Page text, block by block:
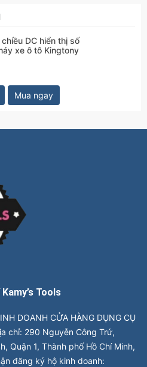
DC hiển thị số
xe ô tô Kingtony
Mua ngay
Tools
DOANH CỬA HÀNG DỤNG CỤ
chỉ: 290 Nguyễn Công Trứ,
Quận 1, Thành phố Hồ Chí Minh,
đăng ký hộ kinh doanh: